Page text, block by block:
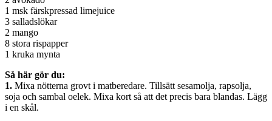
1 msk färskpressad limejuice
3 salladslökar
2 mango
8 stora rispapper
1 kruka mynta
Så här gör du:
1. Mixa nötterna grovt i matberedare. Tillsätt sesamolja, rapsolja,
soja och sambal oelek. Mixa kort så att det precis bara blandas. Lägg
i en skål.